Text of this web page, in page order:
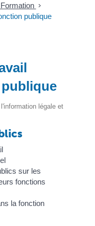
>
publique
légale et
sur les
fonctions
la fonction